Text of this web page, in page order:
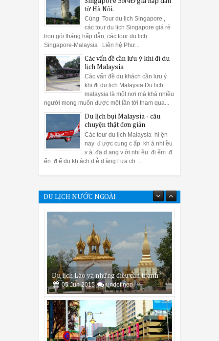
Singapore 5N4Đ giá hấp dẫn
từ Hà Nội.
Cùng Tour du lịch Singapore ,
các tour du lịch Singapore giá rẻ
trọn gói tháng hấp dẫn, các tour du lịch
Singapore-Malaysia . Liên hệ Phư...
Các vấn đề cần lưu ý khi đi du
lịch Malaysia
Các vấn đề du khách cần lưu ý
khi đi du lịch Malaysia Du lich
malaysia là một nơi mà khá nhiều
người mong muốn được một lần tới tham qua...
Du lịch bụi Malaysia - câu
chuyện thật đơn giản
Các tour du lịch Malaysia hi ện
nay đ ược cung c ấp kh á nhi ều
v à đa d ạng v ới nhi ều đi ểm đ
ến đ ể du kh ách d ễ d àng l ựa ch ...
DU LỊCH NƯỚC NGOÀI
Du lịch Lào và những điều cần tránh
05 Jun 2015 undefined
Một số kinh nghiệm bạn cần biết khi đi
tour malaysia thăm quan Kuala
lumpur
04 Jun 2015 undefined